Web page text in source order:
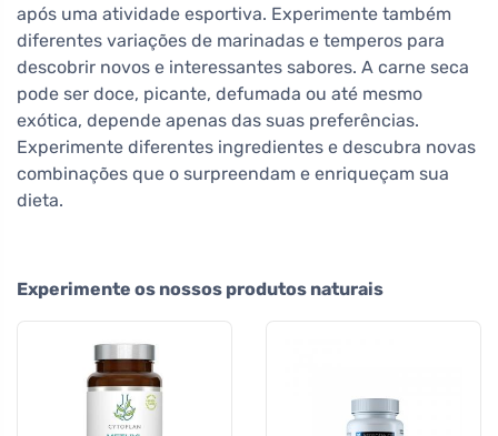
após uma atividade esportiva. Experimente também
diferentes variações de marinadas e temperos para
descobrir novos e interessantes sabores. A carne seca
pode ser doce, picante, defumada ou até mesmo
exótica, depende apenas das suas preferências.
Experimente diferentes ingredientes e descubra novas
combinações que o surpreendam e enriqueçam sua
dieta.
Experimente os nossos produtos naturais